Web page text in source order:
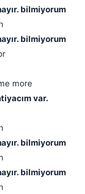
bilmiyorum
bilmiyorum
more
var.
bilmiyorum
bilmiyorum